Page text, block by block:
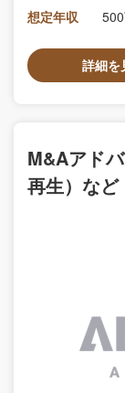
想定年収
詳細を
M&Aアド
再生）など